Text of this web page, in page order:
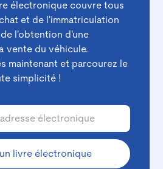
électronique couvre tous
et de l'immatriculation
l'obtention d'une
vente du véhicule.
maintenant et parcourez le
simplicité !